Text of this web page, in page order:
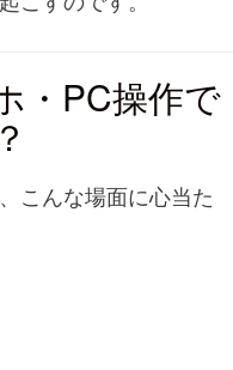
・PC操作で
こんな場面に心当た